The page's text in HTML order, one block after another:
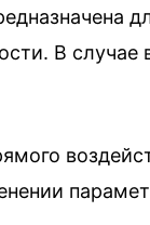
В случае